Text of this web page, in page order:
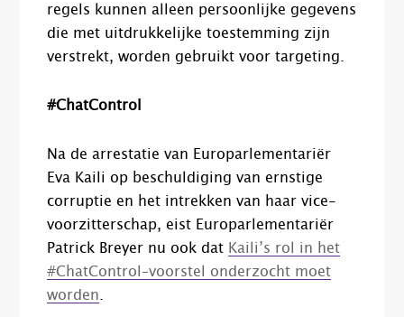
regels kunnen alleen persoonlijke gegevens
die met uitdrukkelijke toestemming zijn
verstrekt, worden gebruikt voor targeting.
#ChatControl
Na de arrestatie van Europarlementariër
Eva Kaili op beschuldiging van ernstige
corruptie en het intrekken van haar vice-
voorzitterschap, eist Europarlementariër
Patrick Breyer nu ook dat Kaili’s rol in het
#ChatControl –voorstel onderzocht moet
worden.